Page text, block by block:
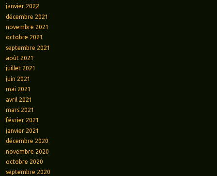
janvier 2022
décembre 2021
novembre 2021
octobre 2021
septembre 2021
août 2021
juillet 2021
juin 2021
mai 2021
avril 2021
mars 2021
février 2021
janvier 2021
décembre 2020
novembre 2020
octobre 2020
septembre 2020